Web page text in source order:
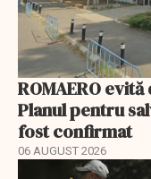
ROMAERO
Planul pentru
fost confirmat
06 AUGUST 2026